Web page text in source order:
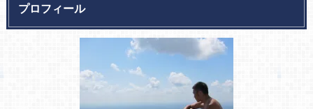
プロフィール